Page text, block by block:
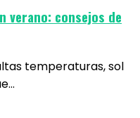
verano: consejos de
temperaturas, sol